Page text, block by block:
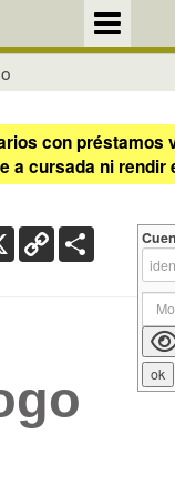
con préstamos
a cursada ni rendir
X Copy
Link